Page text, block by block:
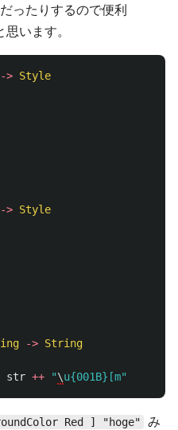
ったりするので便利
います。
-> Style
-> Style
-> String
str ++ "\u{001B}[m"
Red ] "hoge"
み